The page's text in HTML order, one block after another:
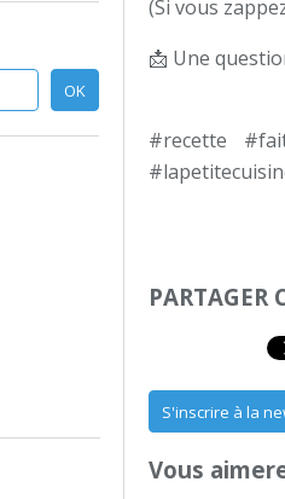
(Si vous
📩 Une
#recette
PARTAGER
S'inscrire à la
Vous